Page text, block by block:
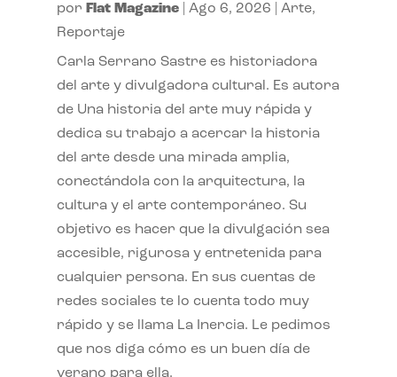
por Flat Magazine| Ago 6, 2026 Arte,
Reportaje
Carla Serrano Sastre es historiadora
del arte y divulgadora cultural. Es autora
de Una historia del arte muy rápida y
dedica su trabajo a acercar la historia
del arte desde una mirada amplia,
conectándola con la arquitectura, la
cultura y el arte contemporáneo. Su
objetivo es hacer que la divulgación sea
accesible, rigurosa y entretenida para
cualquier persona. En sus cuentas de
redes sociales te lo cuenta todo muy
rápido y se llama La Inercia. Le pedimos
que nos diga cómo es un buen día de
verano para ella.